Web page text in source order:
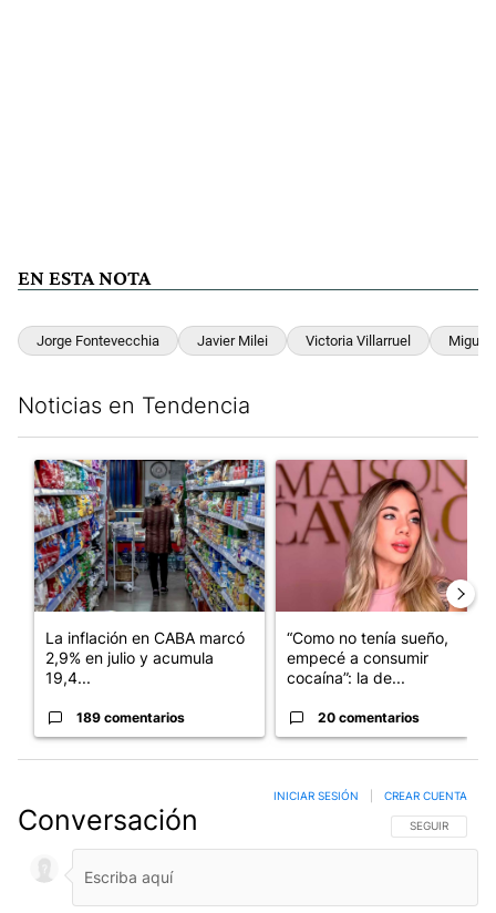
EN ESTA NOTA
Jorge Fontevecchia Javier Milei Victoria Villarruel Miguel
Noticias en Tendencia
Un artículo de tendencia con el título "La inflación en CABA
La inflación en CABA marcó
2,9% en julio y acumula
19,4...
189 comentarios
Un artículo de tendencia con
“Como no tenía sueño,
empecé a consumir
cocaína”: la de...
20 comentarios
Conversación SIGA ESTA
SEGUIR
INICIAR SESIÓN CREAR CUENTA